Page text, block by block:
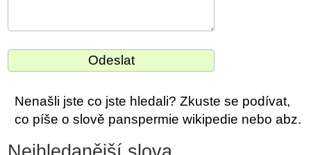
Nenašli jste co jste hledali? Zkuste se podívat,
co píše o slově panspermie wikipedie nebo abz.